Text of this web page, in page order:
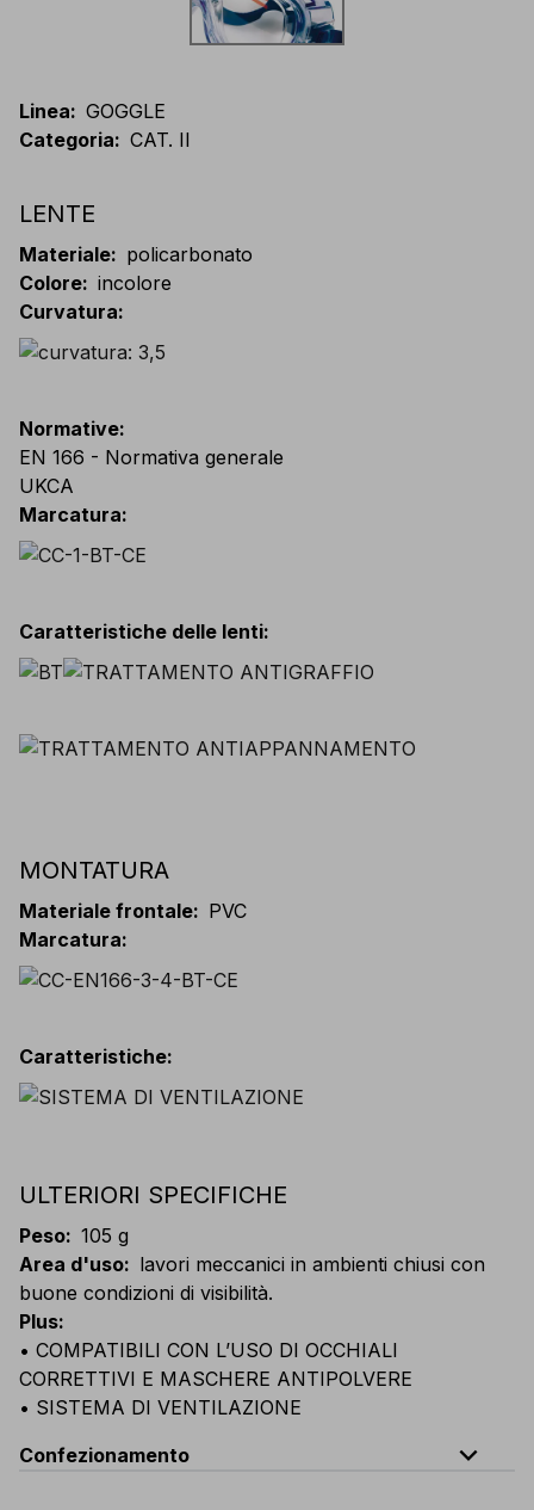
Linea: GOGGLE
Categoria: CAT. II
LENTE
Materiale: policarbonato
Colore: incolore
Curvatura:
Normative:
EN 166 - Normativa generale
UKCA
Marcatura:
Caratteristiche delle lenti:
MONTATURA
Materiale frontale: PVC
Marcatura:
Caratteristiche:
ULTERIORI SPECIFICHE
Peso: 105 g
Area d'uso: lavori meccanici in ambienti chiusi con
buone condizioni di visibilità.
Plus:
• COMPATIBILI CON L’USO DI OCCHIALI
CORRETTIVI E MASCHERE ANTIPOLVERE
• SISTEMA DI VENTILAZIONE
Confezionamento
expand_less